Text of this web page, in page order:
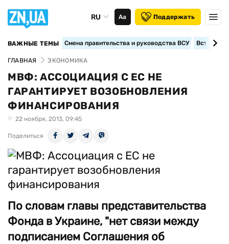
RU Аа Поддержать
ВАЖНЫЕ ТЕМЫ Смена правительства и руководства ВСУ
ГЛАВНАЯ ЭКОНОМИКА
МВФ: АССОЦИАЦИЯ С ЕС НЕ
ГАРАНТИРУЕТ ВОЗОБНОВЛЕНИЯ
ФИНАНСИРОВАНИЯ
22 ноября, 2013, 09:45
Поделиться
По словам главы представительства
Фонда в Украине, "нет связи между
подписанием Соглашения об